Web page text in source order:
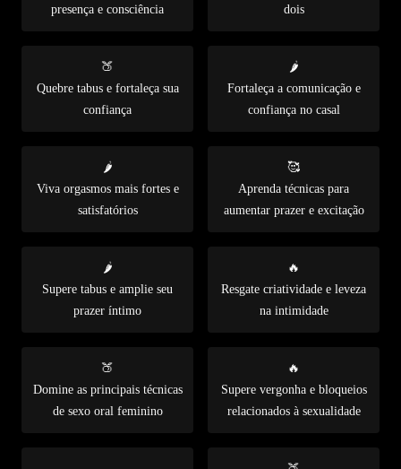
presença e consciência
dois
🍑
Quebre tabus e fortaleça sua
confiança
🌶️
Fortaleça a comunicação e
confiança no casal
🌶️
Viva orgasmos mais fortes e
satisfatórios
🥰
Aprenda técnicas para
aumentar prazer e excitação
🌶️
Supere tabus e amplie seu
prazer íntimo
🔥
Resgate criatividade e leveza
na intimidade
🍑
Domine as principais técnicas
de sexo oral feminino
🔥
Supere vergonha e bloqueios
relacionados à sexualidade